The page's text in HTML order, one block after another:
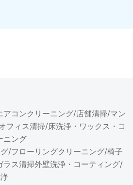
アコンクリーニング/店舗清掃/マン
フィス清掃/床洗浄・ワックス・コ
ニング
/フローリングクリーニング/椅子
ラス清掃外壁洗浄・コーティング/